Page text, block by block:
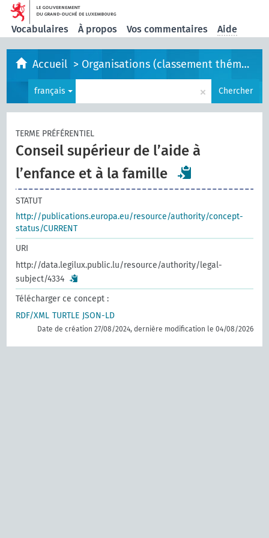
Vocabulaires À propos Vos commentaires Aide
Accueil > Organisations (classement thématique)
français × Chercher
TERME PRÉFÉRENTIEL
Conseil supérieur de l’aide à
l’enfance et à la famille
STATUT
http://publications.europa.eu/resource/authority/concept-
status/CURRENT
URI
http://data.legilux.public.lu/resource/authority/legal-
subject/4334
Télécharger ce concept :
RDF/XML TURTLE JSON-LD
Date de création 27/08/2024, dernière modification le 04/08/2026